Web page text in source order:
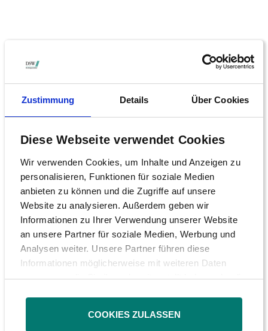
Zustimmung Details Über Cookies
Diese Webseite verwendet Cookies
Wir verwenden Cookies, um Inhalte und Anzeigen zu
personalisieren, Funktionen für soziale Medien
anbieten zu können und die Zugriffe auf unsere
Website zu analysieren. Außerdem geben wir
Informationen zu Ihrer Verwendung unserer Website
an unsere Partner für soziale Medien, Werbung und
Analysen weiter. Unsere Partner führen diese
Informationen möglicherweise mit weiteren Daten
zusammen, die Sie ihnen bereitgestellt haben oder die
COOKIES ZULASSEN
Hessen
An der Dammheide 10
60486 Frankfurt
Tel.: +49(0)69-238538-0
Fax: +49(0)69-238538-10
E-MAIL